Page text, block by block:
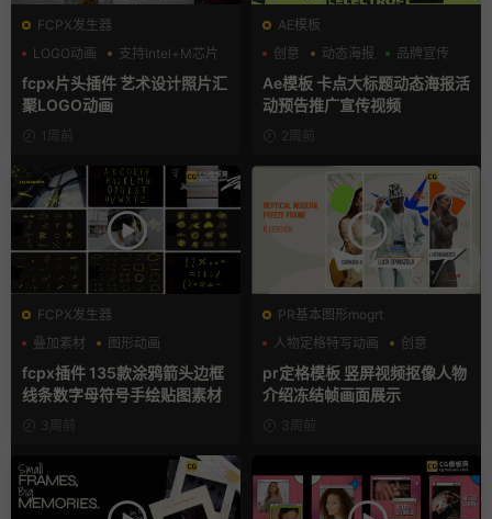
FCPX发生器
LOGO动画
支持Intel+M芯片
汇聚
fcpx片头插件 艺术设计照片汇
聚LOGO动画
1周前
AE模板
创意
动态海报 品牌宣传
Ae模板 卡点大标题动态海报活
动预告推广宣传视频
2周前
FCPX发生器
叠加素材
图形动画
手绘风
fcpx插件 135款涂鸦箭头边框
线条数字母符号手绘贴图素材
3周前
PR基本图形mogrt
人物定格特写动画
创意
动态海报
pr定格模板 竖屏视频抠像人物
介绍冻结帧画面展示
3周前